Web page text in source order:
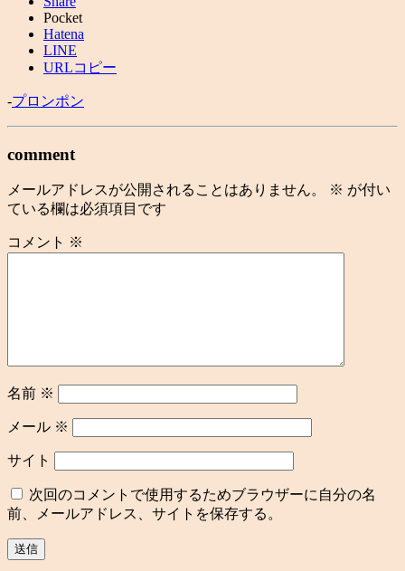
Pocket
Hatena
LINE
URLコピー
-プロンポン
comment
メールアドレスが公開されることはありません。 ※ が付い
ている欄は必須項目です
コメント ※
名前 ※
メール ※
サイト
次回のコメントで使用するためブラウザーに自分の名
前、メールアドレス、サイトを保存する。